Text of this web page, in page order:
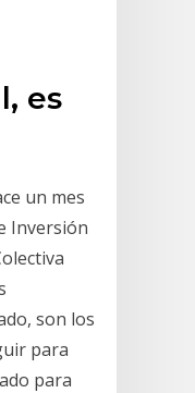
es
un mes
Inversión
son los
para
para